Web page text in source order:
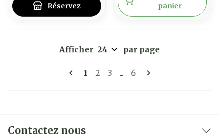
Réservez
panier
Pages
Vous lisez actuellement la page
1 Page
2 Page
3 ... Page
6
Afficher par page
Contactez nous